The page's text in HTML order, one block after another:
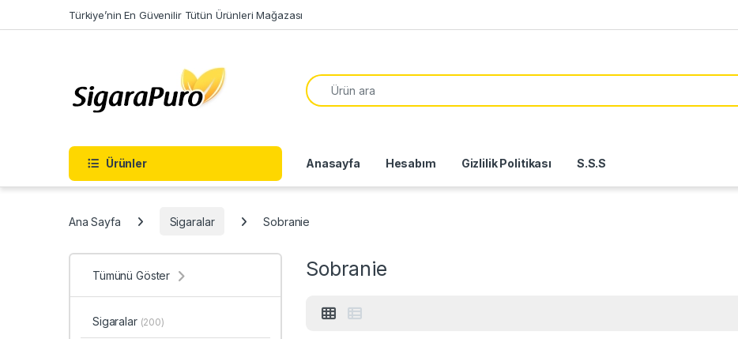
Türkiye’nin En Güvenilir Tütün Ürünleri Mağazası
Search for:
Ürünler Anasayfa Hesabım Gizlilik Politikası S.S.S
Ana Sayfa Sigaralar Sobranie
Sobranie
Tümünü Göster
Sigaralar (200)